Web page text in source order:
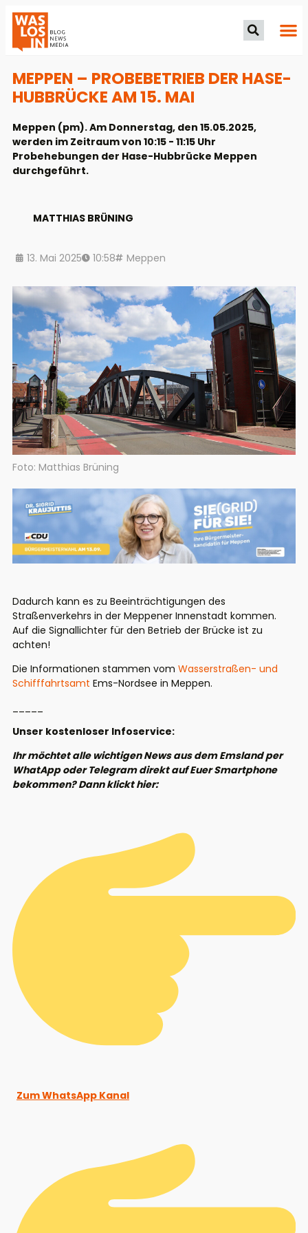
MEPPEN – PROBEBETRIEB DER HASE-
HUBBRÜCKE AM 15. MAI
Meppen (pm). Am Donnerstag, den 15.05.2025,
werden im Zeitraum von 10:15 - 11:15 Uhr
Probehebungen der Hase-Hubbrücke Meppen
durchgeführt.
MATTHIAS BRÜNING
13. Mai 2025 10:58 Meppen
Foto: Matthias Brüning
Dadurch kann es zu Beeinträchtigungen des
Straßenverkehrs in der Meppener Innenstadt kommen.
Auf die Signallichter für den Betrieb der Brücke ist zu
achten!
Die Informationen stammen vom Wasserstraßen- und
Schifffahrtsamt Ems-Nordsee in Meppen.
Unser kostenloser Infoservice:
Ihr möchtet alle wichtigen News aus dem Emsland per
WhatApp oder Telegram direkt auf Euer Smartphone
bekommen? Dann klickt hier:
Zum WhatsApp Kanal